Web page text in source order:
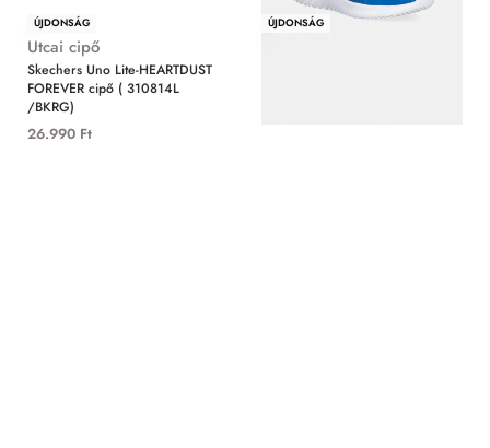
ÚJDONSÁG
Utcai cipő
Skechers Uno Lite-HEARTDUST
FOREVER cipő ( 310814L
/BKRG)
26.990 Ft
ÚJDONSÁG